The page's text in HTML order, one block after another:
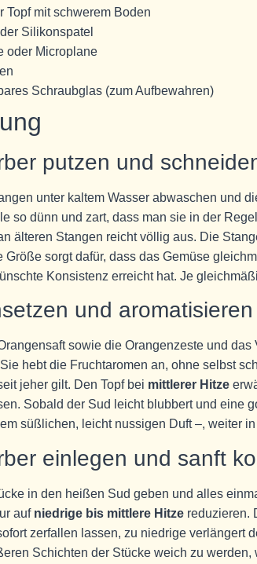
Topf mit schwerem Boden
Silikonspatel
oder Microplane
Schraubglas (zum Aufbewahren)
putzen und
unter kaltem Wasser abwaschen und
so dünn und zart, dass man sie in der
älteren Stangen reicht völlig aus. Die
Größe sorgt dafür, dass das Gemüse
Konsistenz erreicht hat. Je
und aromatisieren
sowie die Orangenzeste und
hebt die Fruchtaromen an, ohne selbst
jeher gilt. Den Topf bei mittlerer Hitze
Sobald der Sud leicht blubbert und eine
süßlichen, leicht nussigen Duft –, weiter in
einlegen und sanft
in den heißen Sud geben und alles
auf niedrige bis mittlere Hitze reduzieren.
zerfallen lassen, zu niedrige verlängert
Schichten der Stücke weich zu